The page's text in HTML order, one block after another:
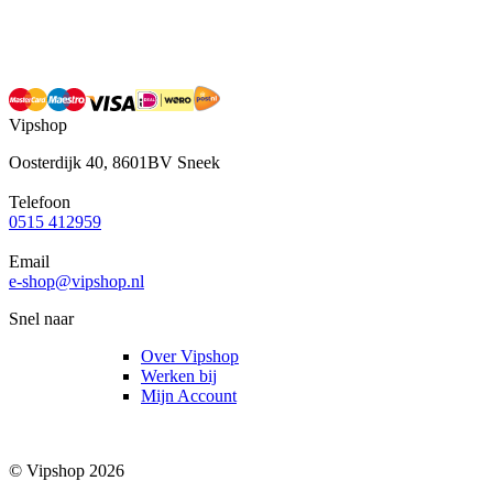
Vipshop
Oosterdijk 40, 8601BV Sneek
Telefoon
0515 412959
Email
e-shop@vipshop.nl
Snel naar
Over Vipshop
Werken bij
Mijn Account
© Vipshop 2026